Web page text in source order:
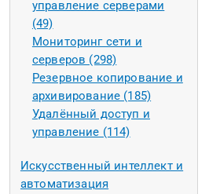
управление серверами
(49)
Мониторинг сети и
серверов (298)
Резервное копирование и
архивирование (185)
Удалённый доступ и
управление (114)
Искусственный интеллект и
автоматизация